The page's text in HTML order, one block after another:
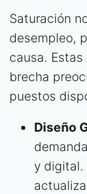
Saturación
desempleo,
causa.
brecha
puestos
Diseño
y digital.